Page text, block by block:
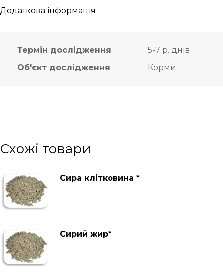
Додаткова інформація
Термін дослідження
5-7 р. днів
Об'єкт дослідження
Корми
Схожі товари
Сира клітковина *
Сирий жир*